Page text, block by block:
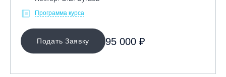
Программа курса
Подать Заявку 95 000 ₽